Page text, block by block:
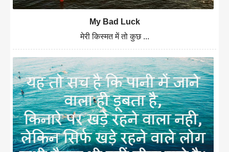
My Bad Luck
मेरी किस्मत में तो कुछ ...